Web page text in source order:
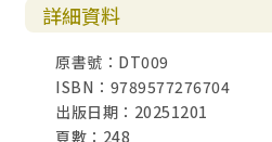
章中寫道：「所有人依照其天
知是人類天賦的本能，所以我
處的世界與生命的處境。那麼
是我們應該知道的？什麼是我
麼是我們一切知識背後的真相
詳細資料
原書號：DT009
ISBN：9789577276704
出版日期：20251201
頁數：248